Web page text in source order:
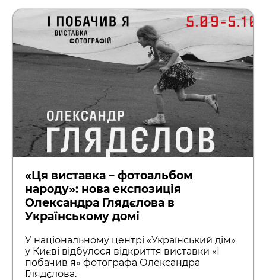
«Ця виставка – фотоальбом
народу»: нова експозиція
Олександра Глядєлова в
Українському домі
У національному центрі «Український дім»
у Києві відбулося відкриття виставки «І
побачив я» фотографа Олександра
Глядєлова.